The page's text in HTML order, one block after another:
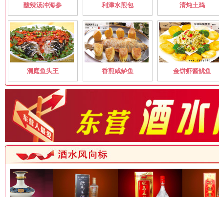
西五路 向阳街
香山路
玉山路 云门山路
淄博路 枣庄路
蓝海职业学校 蓝海新悦大饭店
蓝海大饭店（东城） 蓝海大饭店（广饶）
龙江地锅鱼 梁山寨斗鸡特味馆
老北京烤蹄 两义轩
丽晶大酒店 绿都景屋
鲁味坊 临朐全羊烧烤店
美国加州牛肉面东城店 茂三肉夹馍燕山路店
南国风情生态园 农家饭生态园
酸辣汤冲海参 利津水煎包 清炖土鸡
洞庭鱼头王 香煎咸鲈鱼 金饼虾酱鱿鱼